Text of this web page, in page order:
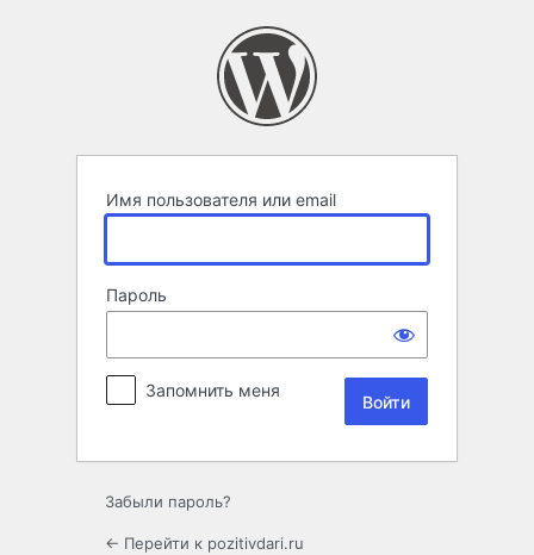
Имя пользователя или email
Пароль
Запомнить меня
Забыли пароль?
← Перейти к pozitivdari.ru